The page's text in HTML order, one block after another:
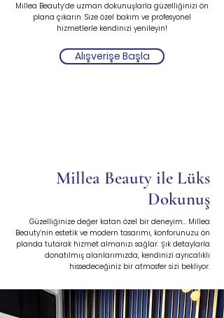
Millea Beauty’de uzman dokunuşlarla güzelliğinizi ön
plana çıkarın. Size özel bakım ve profesyonel
hizmetlerle kendinizi yenileyin!
Alışverişe Başla
Millea Beauty ile Lüks
Dokunuş
Güzelliğinize değer katan özel bir deneyim… Millea
Beauty’nin estetik ve modern tasarımı, konforunuzu ön
planda tutarak hizmet almanızı sağlar. Şık detaylarla
donatılmış alanlarımızda, kendinizi ayrıcalıklı
hissedeceğiniz bir atmosfer sizi bekliyor.